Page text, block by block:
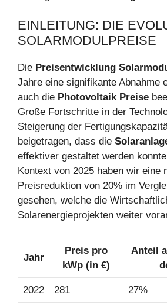
EINLEITUNG: DIE
SOLARMODULPREISE
Die Preisentwicklung
Jahre eine signifikante Abnahme
auch die Photovoltaik Preise
Große Fortschritte in der
Steigerung der
beigetragen, dass die
effektiver gestaltet werden
Kontext von 2025 haben wir eine
Preisreduktion von 20% im
gesehen, welche die
Solarenergieprojekten weiter
Jahr
Preis pro
kWp (in €)
Anteil
2022 281 27%